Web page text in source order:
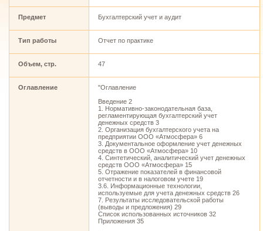
Предмет Бухгалтерский учет и аудит
Тип работы Отчет по практике
Объем, стр. 47
Оглавление
"Оглавление
Введение 2
1. Нормативно-законодательная база,
регламентирующая бухгалтерский учет
денежных средств 3
2. Организация бухгалтерского учета на
предприятии ООО «Атмосфера» 6
3. Документальное оформление учет денежных
средств в ООО «Атмосфера» 10
4. Синтетический, аналитический учет денежных
средств ООО «Атмосфера» 15
5. Отражение показателей в финансовой
отчетности и в налоговом учете 19
3.6. Информационные технологии,
используемые для учета денежных средств 26
7. Результаты исследовательской работы
(выводы и предложения) 29
Список использованных источников 32
Приложения 35